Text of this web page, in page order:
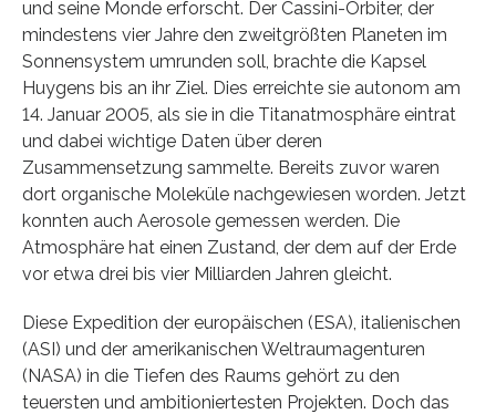
und seine Monde erforscht. Der Cassini-Orbiter, der
mindestens vier Jahre den zweitgrößten Planeten im
Sonnensystem umrunden soll, brachte die Kapsel
Huygens bis an ihr Ziel. Dies erreichte sie autonom am
14. Januar 2005, als sie in die Titanatmosphäre eintrat
und dabei wichtige Daten über deren
Zusammensetzung sammelte. Bereits zuvor waren
dort organische Moleküle nachgewiesen worden. Jetzt
konnten auch Aerosole gemessen werden. Die
Atmosphäre hat einen Zustand, der dem auf der Erde
vor etwa drei bis vier Milliarden Jahren gleicht.
Diese Expedition der europäischen (ESA), italienischen
(ASI) und der amerikanischen Weltraumagenturen
(NASA) in die Tiefen des Raums gehört zu den
teuersten und ambitioniertesten Projekten. Doch das